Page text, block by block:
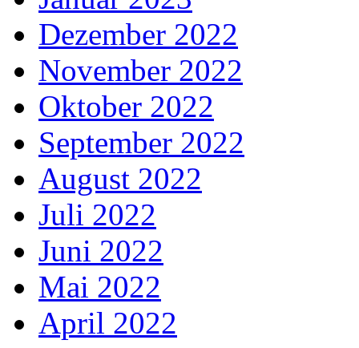
Dezember 2022
November 2022
Oktober 2022
September 2022
August 2022
Juli 2022
Juni 2022
Mai 2022
April 2022